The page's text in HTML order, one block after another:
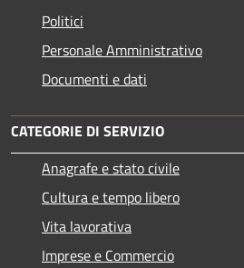
Politici
Personale Amministrativo
Documenti e dati
CATEGORIE DI SERVIZIO
Anagrafe e stato civile
Cultura e tempo libero
Vita lavorativa
Imprese e Commercio